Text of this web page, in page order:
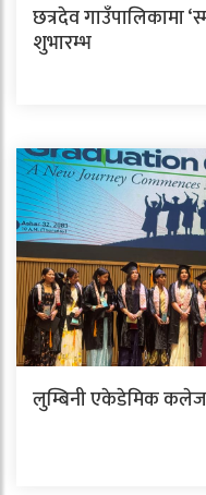
छत्रदेव गाउँपालिकामा
शुभारम्भ
लुम्बिनी एकेडेमिक